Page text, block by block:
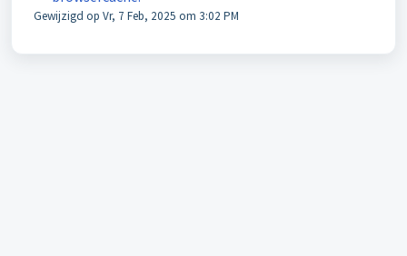
Gewijzigd op Vr, 7 Feb, 2025 om 3:02 PM